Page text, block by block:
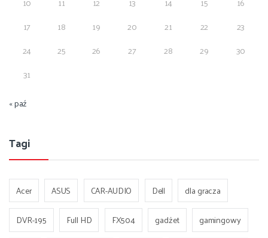
17
18 19 20 21 22
23
24
25 26 27 28 29
30
31
« paź
Tagi
Acer ASUS CAR-AUDIO Dell
dla gracza
DVR-195
Full HD FX504 gadżet
gamingowy